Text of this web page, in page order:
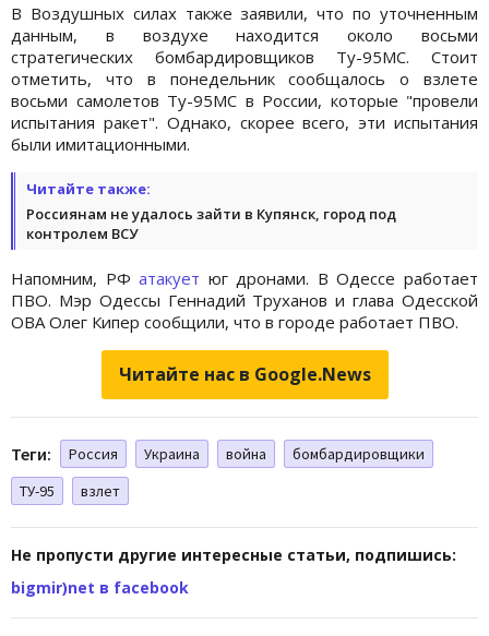
В Воздушных силах также заявили, что по уточненным
данным, в воздухе находится около восьми
стратегических бомбардировщиков Ту-95МС. Стоит
отметить, что в понедельник сообщалось о взлете
восьми самолетов Ту-95МС в России, которые "провели
испытания ракет". Однако, скорее всего, эти испытания
были имитационными.
Читайте также:
Россиянам не удалось зайти в Купянск, город под
контролем ВСУ
Напомним, РФатакует юг дронами. В Одессе работает
ПВО. Мэр Одессы Геннадий Труханов и глава Одесской
ОВА Олег Кипер сообщили, что в городе работает ПВО.
Читайте нас в Google.News
Теги: Россия Украина война
бомбардировщики
ТУ-95
взлет
Не пропусти другие интересные статьи, подпишись:
bigmir)net в facebook